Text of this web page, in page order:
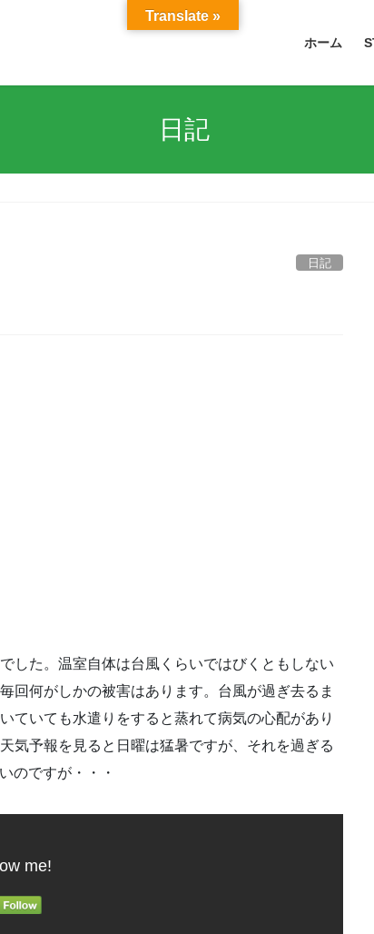
ホーム
日記
日記
した。温室自体は台風くらいではびくともしない
回何がしかの被害はあります。台風が過ぎ去るま
ていても水遣りをすると蒸れて病気の心配があり
気予報を見ると日曜は猛暑ですが、それを過ぎる
のですが・・・
me!
Translate »